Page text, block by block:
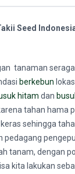
Seed
tanaman
berkebun
hitam dan
tahan hama
sehingga
tanam, dengan
kita lakukan